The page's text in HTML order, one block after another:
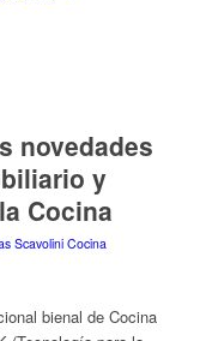
novedades
y
Cocina
Scavolini Cocina
bienal de Cocina